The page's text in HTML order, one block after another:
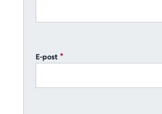
E-post *